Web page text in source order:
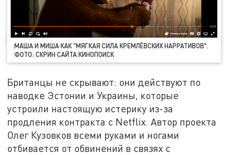
МАША И МИША КАК "МЯГКАЯ СИЛА КРЕМЛЁВСКИХ НАРРАТИВОВ".
ФОТО: СКРИН САЙТА КИНОПОИСК
Британцы не скрывают: они действуют по
наводке Эстонии и Украины, которые
устроили настоящую истерику из-за
продления контракта с Netflix. Автор проекта
Олег Кузовков всеми руками и ногами
отбивается от обвинений в связях с